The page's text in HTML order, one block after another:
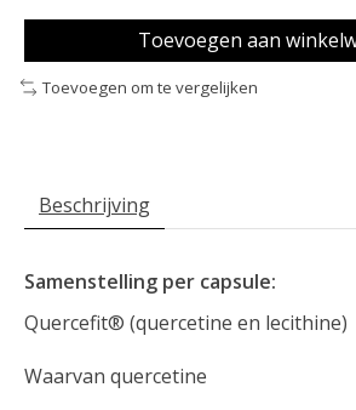
Toevoegen aan
Toevoegen om te vergelijken
Beschrijving
Samenstelling per capsule:
Quercefit® (quercetine en lecithine)
Waarvan quercetine